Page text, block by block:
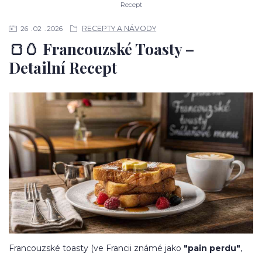
Recept
26 02 2026 RECEPTY A NÁVODY
🍞🥚 Francouzské Toasty –
Detailní Recept
Francouzské toasty (ve Francii známé jako "pain perdu",